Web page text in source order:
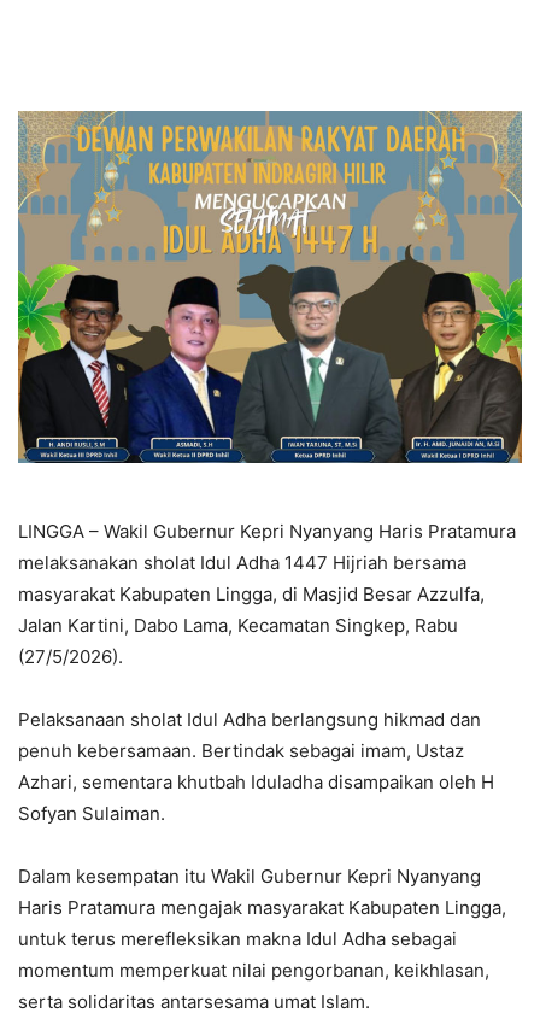
LINGGA – Wakil Gubernur Kepri Nyanyang Haris Pratamura
melaksanakan sholat Idul Adha 1447 Hijriah bersama
masyarakat Kabupaten Lingga, di Masjid Besar Azzulfa,
Jalan Kartini, Dabo Lama, Kecamatan Singkep, Rabu
(27/5/2026).
Pelaksanaan sholat Idul Adha berlangsung hikmad dan
penuh kebersamaan. Bertindak sebagai imam, Ustaz
Azhari, sementara khutbah Iduladha disampaikan oleh H
Sofyan Sulaiman.
Dalam kesempatan itu Wakil Gubernur Kepri Nyanyang
Haris Pratamura mengajak masyarakat Kabupaten Lingga,
untuk terus merefleksikan makna Idul Adha sebagai
momentum memperkuat nilai pengorbanan, keikhlasan,
serta solidaritas antarsesama umat Islam.